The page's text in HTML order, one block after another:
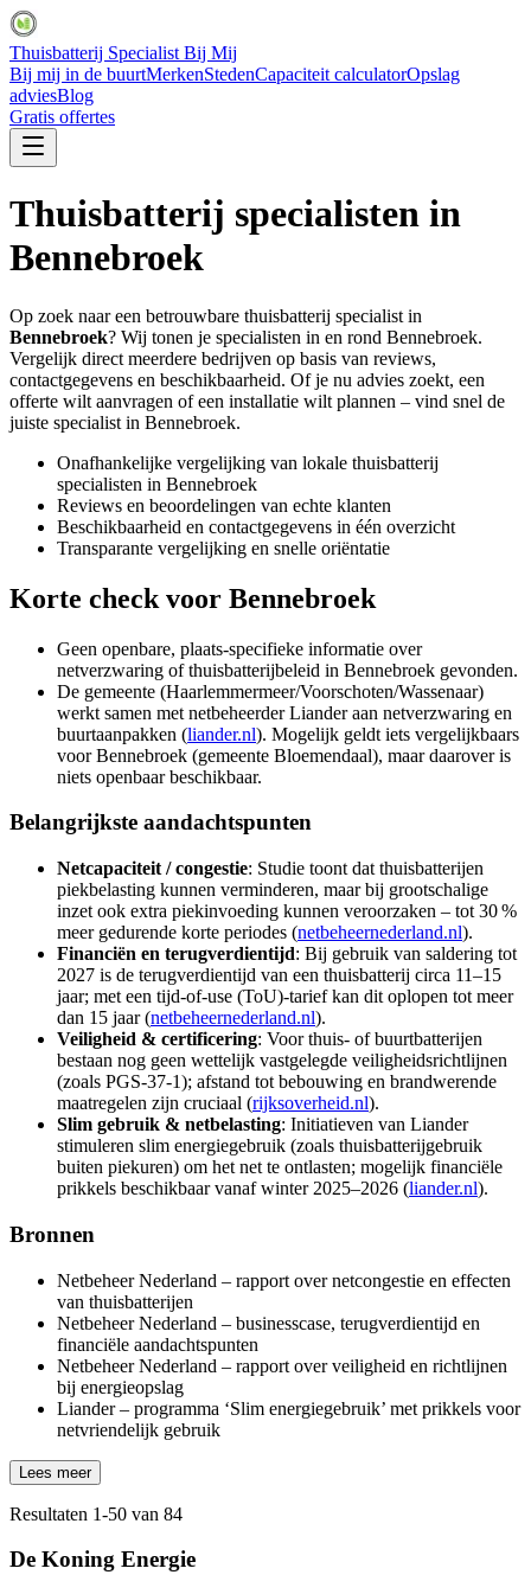
Thuisbatterij Specialist Bij Mij
Bij mij in de buurtMerkenStedenCapaciteit calculatorOpslag
adviesBlog
Gratis offertes
Thuisbatterij specialisten in
Bennebroek
Op zoek naar een betrouwbare thuisbatterij specialist in
Bennebroek? Wij tonen je specialisten in en rond Bennebroek.
Vergelijk direct meerdere bedrijven op basis van reviews,
contactgegevens en beschikbaarheid. Of je nu advies zoekt, een
offerte wilt aanvragen of een installatie wilt plannen – vind snel de
juiste specialist in Bennebroek.
Onafhankelijke vergelijking van lokale thuisbatterij
specialisten in Bennebroek
Reviews en beoordelingen van echte klanten
Beschikbaarheid en contactgegevens in één overzicht
Transparante vergelijking en snelle oriëntatie
Korte check voor Bennebroek
Geen openbare, plaats-specifieke informatie over
netverzwaring of thuisbatterijbeleid in Bennebroek gevonden.
De gemeente (Haarlemmermeer/Voorschoten/Wassenaar)
werkt samen met netbeheerder Liander aan netverzwaring en
buurtaanpakken (liander.nl). Mogelijk geldt iets vergelijkbaars
voor Bennebroek (gemeente Bloemendaal), maar daarover is
niets openbaar beschikbaar.
Belangrijkste aandachtspunten
Netcapaciteit / congestie: Studie toont dat thuisbatterijen
piekbelasting kunnen verminderen, maar bij grootschalige
inzet ook extra piekinvoeding kunnen veroorzaken – tot 30 %
meer gedurende korte periodes (netbeheernederland.nl).
Financiën en terugverdientijd: Bij gebruik van saldering tot
2027 is de terugverdientijd van een thuisbatterij circa 11–15
jaar; met een tijd-of-use (ToU)-tarief kan dit oplopen tot meer
dan 15 jaar (netbeheernederland.nl).
Veiligheid & certificering: Voor thuis- of buurtbatterijen
bestaan nog geen wettelijk vastgelegde veiligheidsrichtlijnen
(zoals PGS‑37‑1); afstand tot bebouwing en brandwerende
maatregelen zijn cruciaal (rijksoverheid.nl).
Slim gebruik & netbelasting: Initiatieven van Liander
stimuleren slim energiegebruik (zoals thuisbatterijgebruik
buiten piekuren) om het net te ontlasten; mogelijk financiële
prikkels beschikbaar vanaf winter 2025–2026 (liander.nl).
Bronnen
Netbeheer Nederland – rapport over netcongestie en effecten
van thuisbatterijen
Netbeheer Nederland – businesscase, terugverdientijd en
financiële aandachtspunten
Netbeheer Nederland – rapport over veiligheid en richtlijnen
bij energieopslag
Liander – programma ‘Slim energiegebruik’ met prikkels voor
netvriendelijk gebruik
Lees meer
Resultaten 1-50 van 84
De Koning Energie